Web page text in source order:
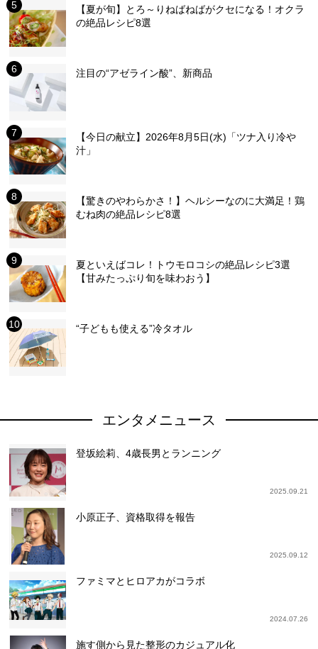
【夏が旬】とろ～りねばねばがクセになる！オクラ
の絶品レシピ8選
注目の“アゼライン酸”、新商品
【今日の献立】2026年8月5日(水)「ツナ入り冷や
汁」
【驚きのやわらかさ！】ヘルシーなのに大満足！鶏
むね肉の絶品レシピ8選
夏といえばコレ！トウモロコシの絶品レシピ3選
【甘みたっぷり旬を味わおう】
“子どもも使える”冷タオル
エンタメニュース
登坂絵莉、4歳長男とランニング
2025.09.21
小原正子、資格取得を報告
2025.09.12
ファミマとヒロアカがコラボ
2024.07.26
施す側から見た整形のカジュアル化